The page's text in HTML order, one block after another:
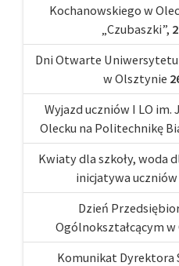
Kochanowskiego w
„Czubaszki”,
Dni Otwarte
w Olsztynie
Wyjazd uczniów I LO im.
Olecku na Politechnikę
Kwiaty dla szkoły, woda
inicjatywa uczniów
Dzień
Ogólnokształcącym w
Komunikat Dyrektora